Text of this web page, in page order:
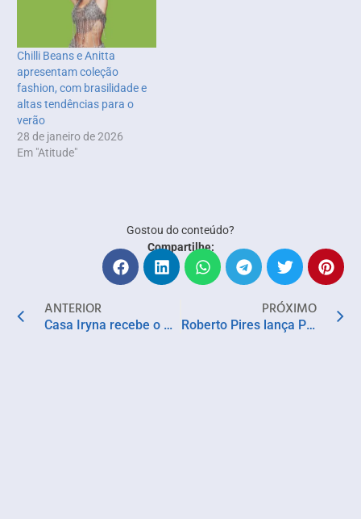
Chilli Beans e Anitta
apresentam coleção
fashion, com brasilidade e
altas tendências para o
verão
28 de janeiro de 2026
Em "Atitude"
Gostou do conteúdo?
Compartilhe:
ANTERIOR
Casa Iryna recebe o Diacá, 37º melhor restaurante da América Latina, em Salvador
PRÓXIMO
Roberto Pires lança Perfumes da Alma – Lives em Livro, um passeio filosófico pelas essências humanas